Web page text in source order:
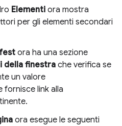
Elementi ora mostra
per gli elementi secondari
ora ha una sezione
della finestra che verifica se
un valore
fornisce link alla
ora esegue le seguenti